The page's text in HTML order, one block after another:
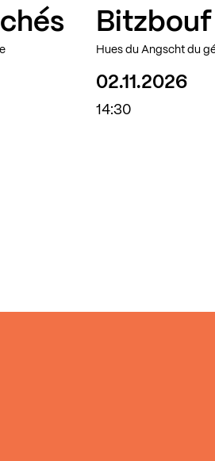
Bitzbouf
Hues du Angscht du
02.11.2026
14:30